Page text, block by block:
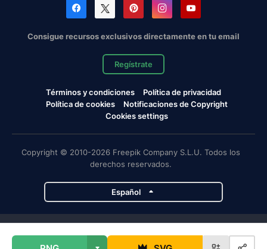
Consigue recursos exclusivos directamente en tu email
Regístrate
Términos y condiciones
Política de privacidad
Política de cookies
Notificaciones de Copyright
Cookies settings
Copyright © 2010-2026 Freepik Company S.L.U. Todos los
derechos reservados.
Español